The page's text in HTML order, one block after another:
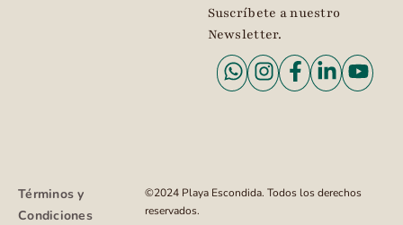
Suscríbete a nuestro
Newsletter.
Términos y
Condiciones
©2024 Playa Escondida. Todos los derechos
reservados.